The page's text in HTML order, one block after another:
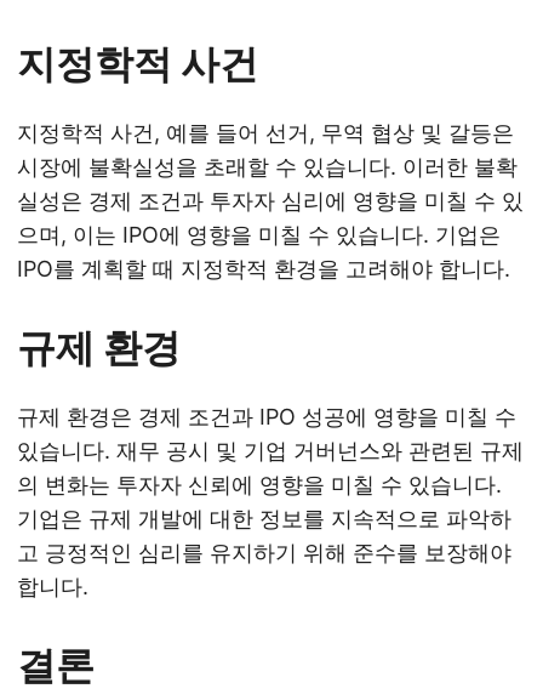
지정학적 사건
지정학적 사건, 예를 들어 선거, 무역 협상 및 갈등은
시장에 불확실성을 초래할 수 있습니다. 이러한 불확
실성은 경제 조건과 투자자 심리에 영향을 미칠 수 있
으며, 이는 IPO에 영향을 미칠 수 있습니다. 기업은
IPO를 계획할 때 지정학적 환경을 고려해야 합니다.
규제 환경
규제 환경은 경제 조건과 IPO 성공에 영향을 미칠 수
있습니다. 재무 공시 및 기업 거버넌스와 관련된 규제
의 변화는 투자자 신뢰에 영향을 미칠 수 있습니다.
기업은 규제 개발에 대한 정보를 지속적으로 파악하
고 긍정적인 심리를 유지하기 위해 준수를 보장해야
합니다.
결론